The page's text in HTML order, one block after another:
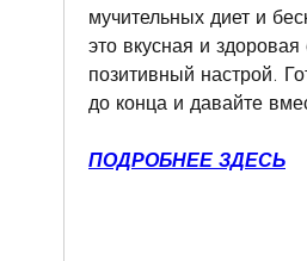
мучительных диет и
это вкусная и
позитивный настрой.
до конца и давайте
ПОДРОБНЕЕ ЗДЕСЬ